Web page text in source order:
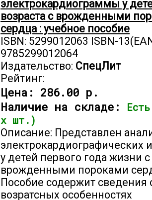
электрокардиограммы у
возраста с врожденными
сердца : учебное пособие
ISBN: 5299012063 ISBN-
9785299012064
Издательство: СпецЛит
Рейтинг:
Цена: 286.00 р.
Наличие на складе:
х шт.)
Описание: Представлен
электрокардиографических
у детей первого года жизни с
врожденными пороками
Пособие содержит сведения
возратсных особенностях